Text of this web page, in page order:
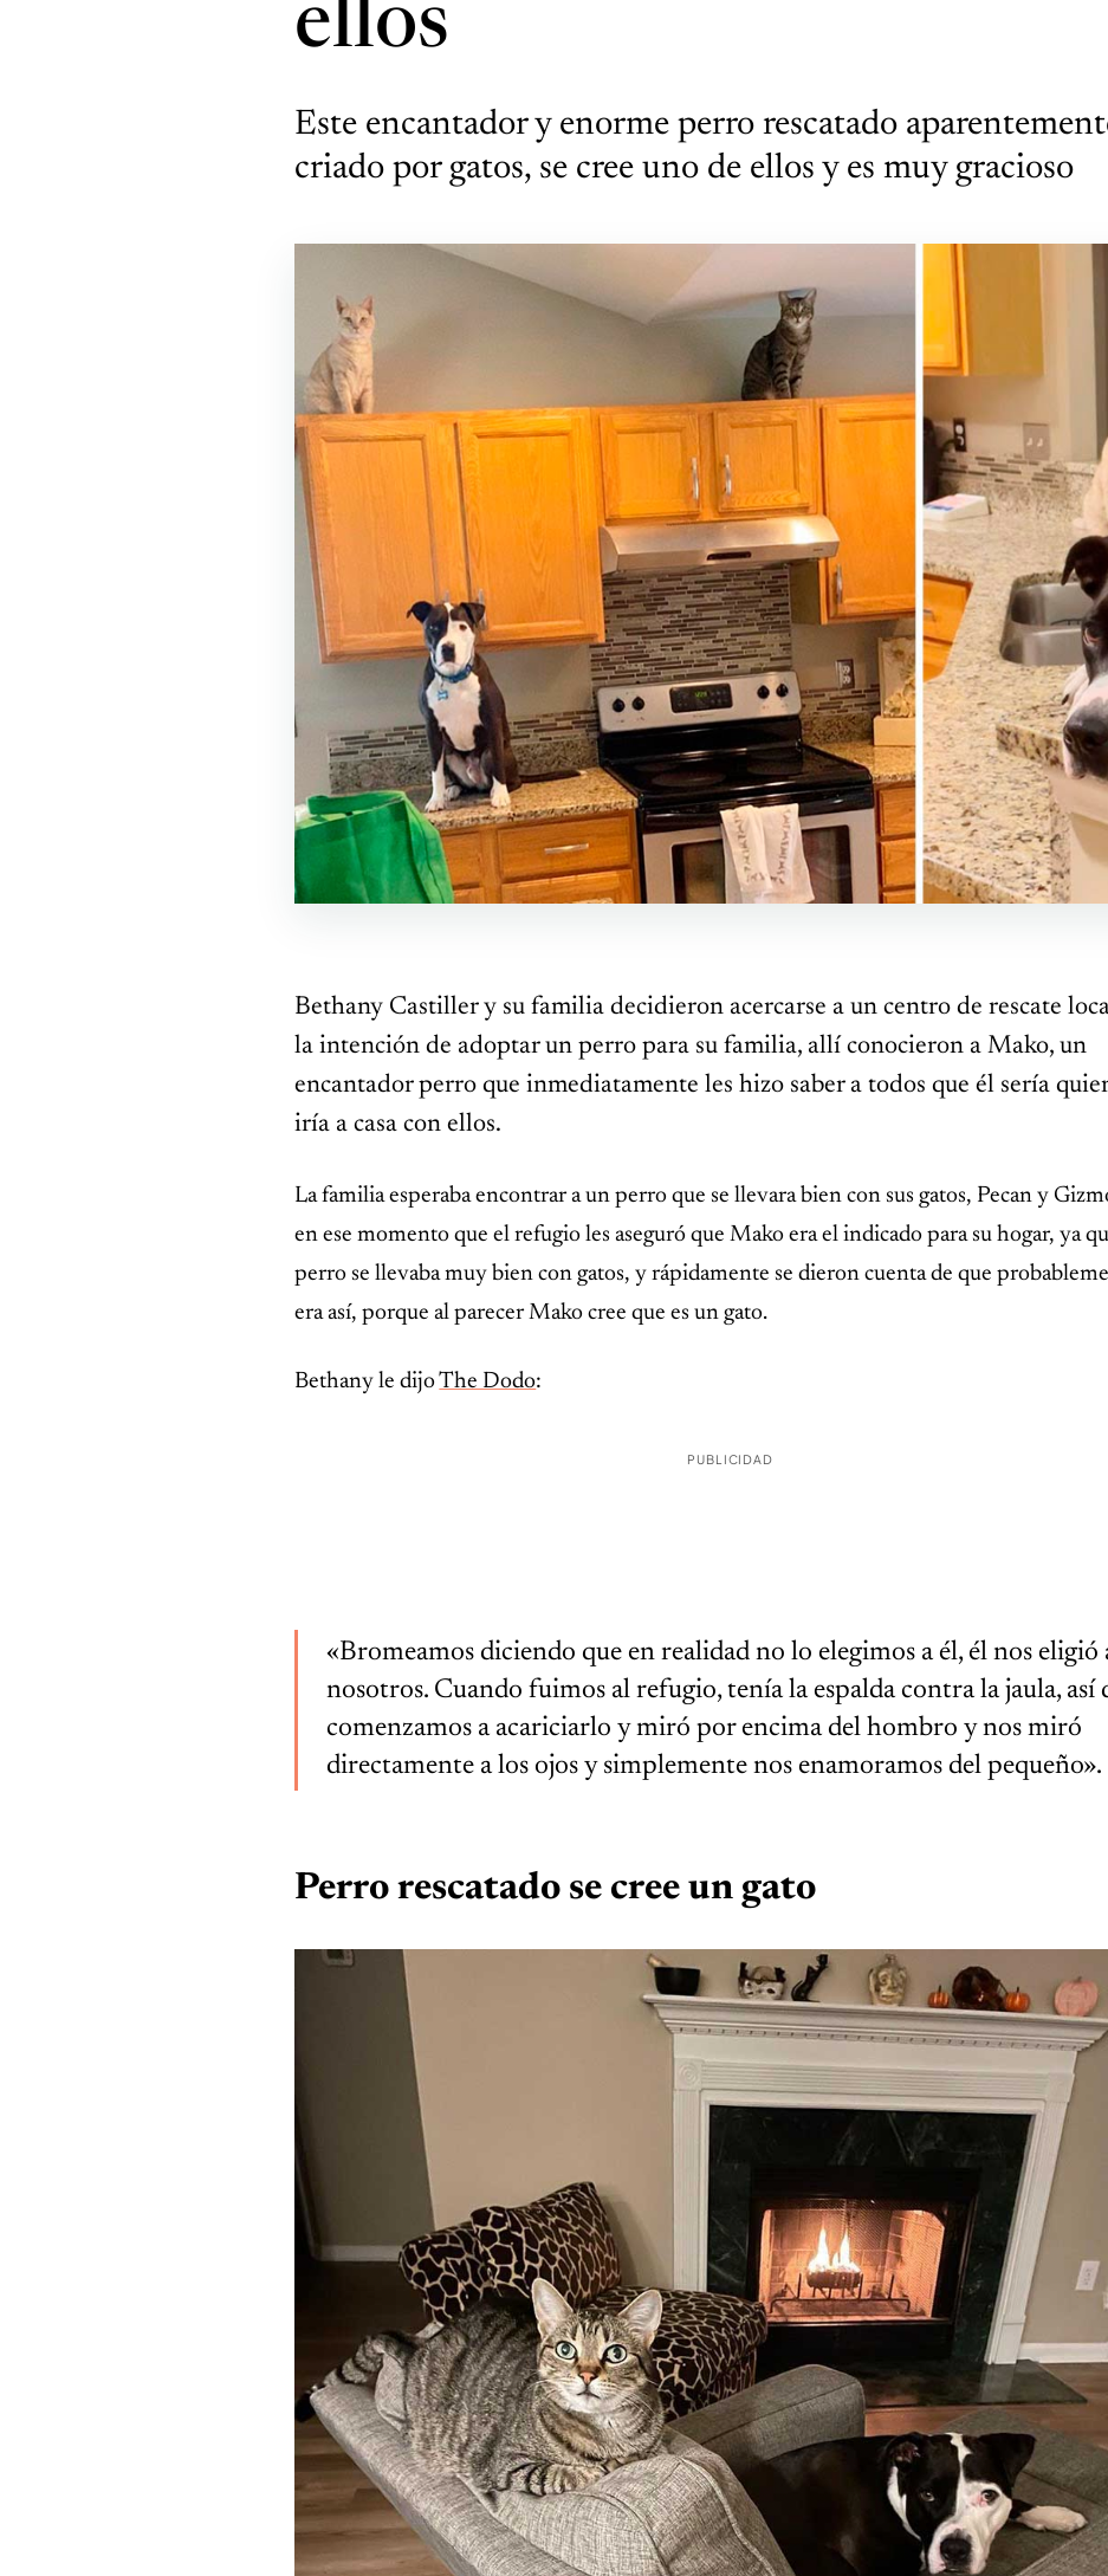
ellos
Este encantador y enorme perro rescatado
criado por gatos, se cree uno de ellos y es muy gracioso
Bethany Castiller y su familia decidieron acercarse a un centro de rescate
la intención de adoptar un perro para su familia, allí conocieron a Mako, un
encantador perro que inmediatamente les hizo saber a todos que él sería
iría a casa con ellos.
La familia esperaba encontrar a un perro que se llevara bien con sus gatos, Pecan y
en ese momento que el refugio les aseguró que Mako era el indicado para su hogar, ya
perro se llevaba muy bien con gatos, y rápidamente se dieron cuenta de que
era así, porque al parecer Mako cree que es un gato.
Bethany le dijoThe Dodo:
PUBLICIDAD
«Bromeamos diciendo que en realidad no lo elegimos a él, él nos eligió
nosotros. Cuando fuimos al refugio, tenía la espalda contra la jaula, así
comenzamos a acariciarlo y miró por encima del hombro y nos miró
directamente a los ojos y simplemente nos enamoramos del pequeño».
Perro rescatado se cree un gato